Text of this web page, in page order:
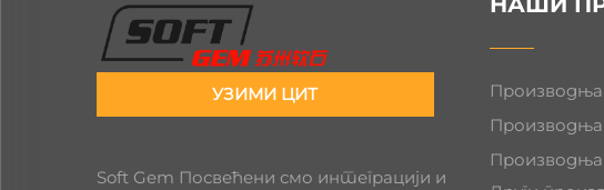
УЗИМИ ЦИТ
Soft Gem Посвећени смо интеграцији и